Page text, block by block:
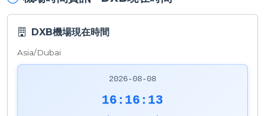
DXB機場現在時間
Asia/Dubai
2026-08-08
16:16:13